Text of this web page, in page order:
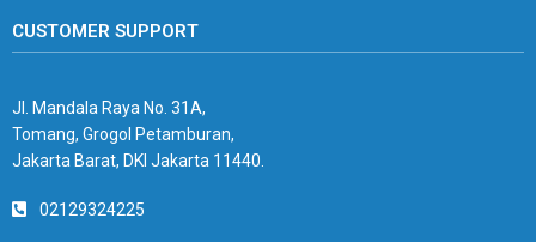
CUSTOMER SUPPORT
Jl. Mandala Raya No. 31A,
Tomang, Grogol Petamburan,
Jakarta Barat, DKI Jakarta 11440.
02129324225